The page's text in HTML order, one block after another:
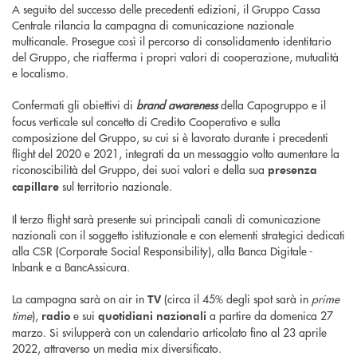
A seguito del successo delle precedenti edizioni, il Gruppo Cassa
Centrale rilancia la campagna di comunicazione nazionale
multicanale. Prosegue così il percorso di consolidamento identitario
del Gruppo, che riafferma i propri valori di cooperazione, mutualità
e localismo.
Confermati gli obiettivi di brand awarenessdella Capogruppo e il
focus verticale sul concetto di Credito Cooperativo e sulla
composizione del Gruppo, su cui si è lavorato durante i precedenti
flight del 2020 e 2021, integrati da un messaggio volto aumentare la
riconoscibilità del Gruppo, dei suoi valori e della sua presenza
capillare sul territorio nazionale.
Il terzo flight sarà presente sui principali canali di comunicazione
nazionali con il soggetto istituzionale e con elementi strategici dedicati
alla CSR (Corporate Social Responsibility), alla Banca Digitale -
Inbank e a BancAssicura.
La campagna sarà on air in TV(circa il 45% degli spot sarà in prime
time), radio e sui quotidiani nazionali a partire da domenica 27
marzo. Si svilupperà con un calendario articolato fino al 23 aprile
2022, attraverso un media mix diversificato.